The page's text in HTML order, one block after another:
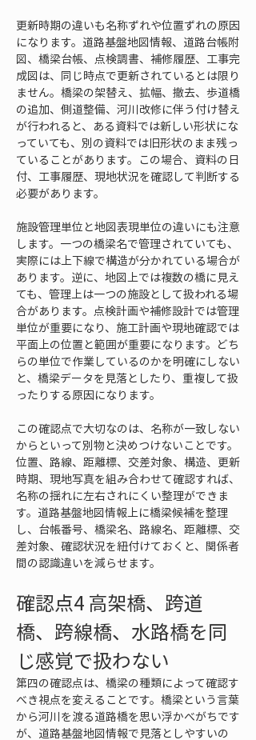
更新時期の違いも名称ずれや位置ずれの原因
になります。道路基盤地図情報、道路台帳附
図、橋梁台帳、点検調書、補修履歴、工事完
成図は、同じ時点で更新されているとは限り
ません。橋梁の架替え、拡幅、撤去、歩道橋
の追加、側道整備、河川改修に伴う付け替え
が行われると、ある資料では新しい形状にな
っていても、別の資料では旧形状のまま残っ
ていることがあります。この場合、資料の日
付、工事履歴、現地状況を確認して判断する
必要があります。
施設管理単位と地図表現単位の違いにも注意
します。一つの橋梁名で管理されていても、
実際には上下線で構造が分かれている場合が
あります。逆に、地図上では複数の橋に見え
ても、管理上は一つの施設として扱われる場
合があります。点検計画や補修設計では管理
単位が重要になり、施工計画や現地確認では
平面上の位置と範囲が重要になります。どち
らの単位で作業しているのかを明確にしない
と、橋梁データを見落としたり、重複して扱
ったりする原因になります。
この確認点で大切なのは、名称が一致しない
からといって別物と決めつけないことです。
位置、路線、距離標、交差対象、構造、更新
時期、現地写真を組み合わせて確認すれば、
名称の揺れに左右されにくい整理ができま
す。道路基盤地図情報上に橋梁候補を整理
し、台帳番号、橋梁名、路線名、距離標、交
差対象、確認状況を紐付けておくと、関係者
間の認識違いを減らせます。
確認点4 高架橋、跨道
橋、跨線橋、水路橋を同
じ感覚で扱わない
第四の確認点は、橋梁の種類によって確認す
べき視点を変えることです。橋梁という言葉
から河川を渡る道路橋を思い浮かべがちです
が、道路基盤地図情報で見落としやすいの